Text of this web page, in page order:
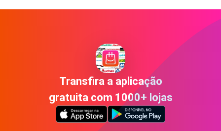
Transfira a aplicação
gratuita com 1000+ lojas